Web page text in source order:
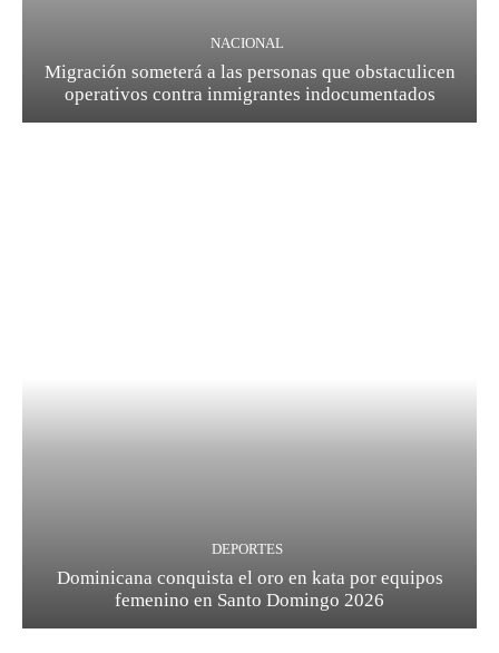
NACIONAL
Migración someterá a las personas que obstaculicen
operativos contra inmigrantes indocumentados
DEPORTES
Dominicana conquista el oro en kata por equipos
femenino en Santo Domingo 2026